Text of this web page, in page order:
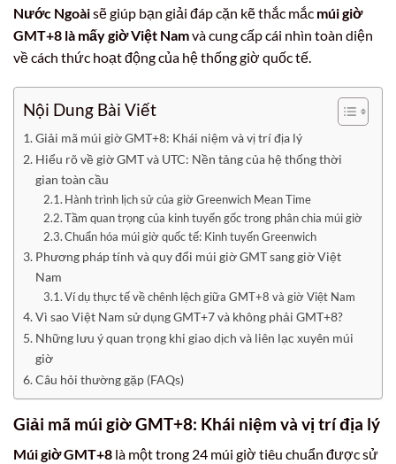
Nước Ngoàisẽ giúp bạn giải đáp cặn kẽ thắc mắc múi giờ
GMT+8 là mấy giờ Việt Namvà cung cấp cái nhìn toàn diện
về cách thức hoạt động của hệ thống giờ quốc tế.
Nội Dung Bài Viết
Giải mã múi giờ GMT+8: Khái niệm và vị trí địa lý
Hiểu rõ về giờ GMT và UTC: Nền tảng của hệ thống thời
gian toàn cầu
Hành trình lịch sử của giờ Greenwich Mean Time
Tầm quan trọng của kinh tuyến gốc trong phân chia múi giờ
Chuẩn hóa múi giờ quốc tế: Kinh tuyến Greenwich
Phương pháp tính và quy đổi múi giờ GMT sang giờ Việt
Nam
Ví dụ thực tế về chênh lệch giữa GMT+8 và giờ Việt Nam
Vì sao Việt Nam sử dụng GMT+7 và không phải GMT+8?
Những lưu ý quan trọng khi giao dịch và liên lạc xuyên múi
giờ
Câu hỏi thường gặp (FAQs)
Giải mã múi giờ GMT+8: Khái niệm và vị trí địa lý
Múi giờ GMT+8 là một trong 24 múi giờ tiêu chuẩn được sử